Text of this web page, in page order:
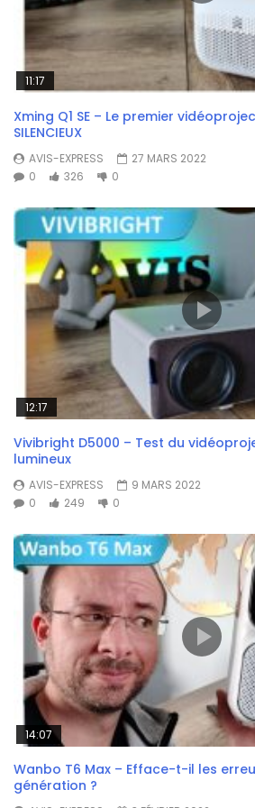
11:17
Xming Q1 SE – Le premier
SILENCIEUX
AVIS-EXPRESS
27 MARS 2022
0
326 0
12:17
Vivibright D5000 – Test du
lumineux
AVIS-EXPRESS
9 MARS 2022
0
249 0
14:07
Wanbo T6 Max – Efface-t-il les
génération ?